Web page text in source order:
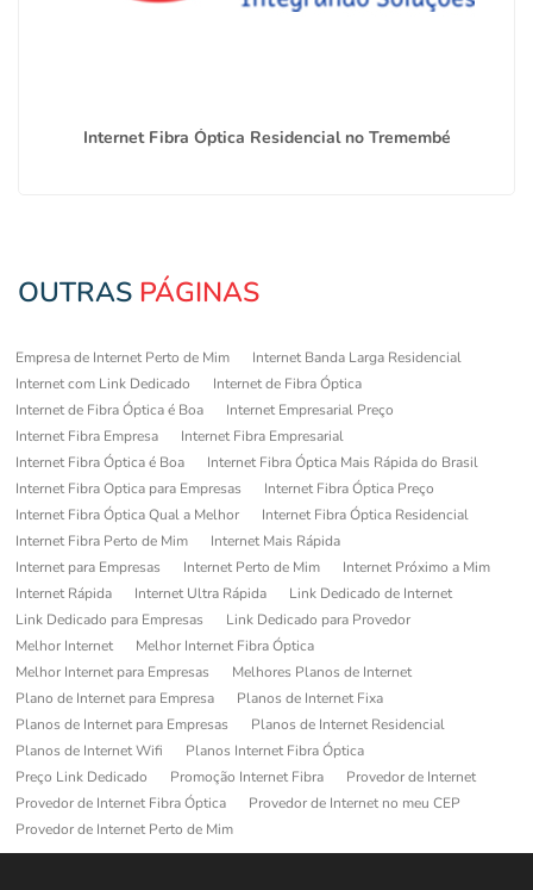
Internet Fibra Óptica Residencial no Tremembé
OUTRAS PÁGINAS
Empresa de Internet Perto de Mim
Internet Banda Larga Residencial
Internet com Link Dedicado
Internet de Fibra Óptica
Internet de Fibra Óptica é Boa
Internet Empresarial Preço
Internet Fibra Empresa
Internet Fibra Empresarial
Internet Fibra Óptica é Boa
Internet Fibra Óptica Mais Rápida do Brasil
Internet Fibra Optica para Empresas
Internet Fibra Óptica Preço
Internet Fibra Óptica Qual a Melhor
Internet Fibra Óptica Residencial
Internet Fibra Perto de Mim
Internet Mais Rápida
Internet para Empresas
Internet Perto de Mim
Internet Próximo a Mim
Internet Rápida
Internet Ultra Rápida
Link Dedicado de Internet
Link Dedicado para Empresas
Link Dedicado para Provedor
Melhor Internet
Melhor Internet Fibra Óptica
Melhor Internet para Empresas
Melhores Planos de Internet
Plano de Internet para Empresa
Planos de Internet Fixa
Planos de Internet para Empresas
Planos de Internet Residencial
Planos de Internet Wifi
Planos Internet Fibra Óptica
Preço Link Dedicado
Promoção Internet Fibra
Provedor de Internet
Provedor de Internet Fibra Óptica
Provedor de Internet no meu CEP
Provedor de Internet Perto de Mim